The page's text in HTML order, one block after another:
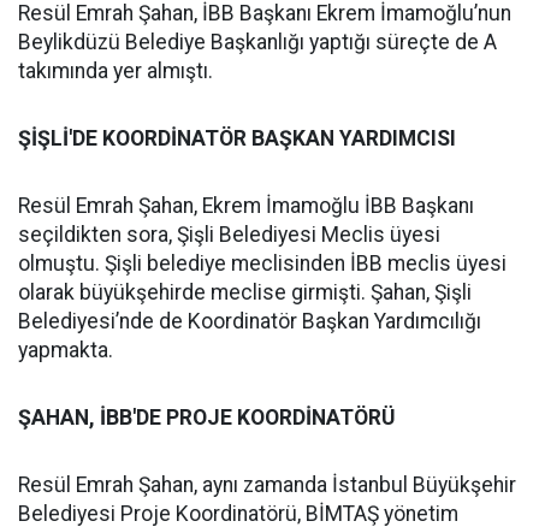
Resül Emrah Şahan, İBB Başkanı Ekrem İmamoğlu’nun
Beylikdüzü Belediye Başkanlığı yaptığı süreçte de A
takımında yer almıştı.
ŞİŞLİ'DE KOORDİNATÖR BAŞKAN YARDIMCISI
Resül Emrah Şahan, Ekrem İmamoğlu İBB Başkanı
seçildikten sora, Şişli Belediyesi Meclis üyesi
olmuştu. Şişli belediye meclisinden İBB meclis üyesi
olarak büyükşehirde meclise girmişti. Şahan, Şişli
Belediyesi’nde de Koordinatör Başkan Yardımcılığı
yapmakta.
ŞAHAN, İBB'DE PROJE KOORDİNATÖRÜ
Resül Emrah Şahan, aynı zamanda İstanbul Büyükşehir
Belediyesi Proje Koordinatörü, BİMTAŞ yönetim